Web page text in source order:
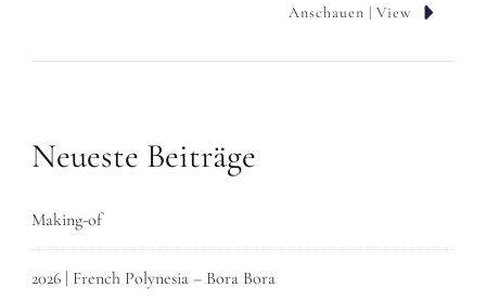
Anschauen | View
Neueste Beiträge
Making-of
2026 | French Polynesia – Bora Bora